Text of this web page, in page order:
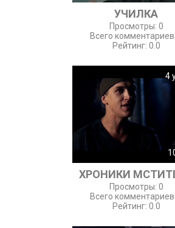
УЧИЛКА
Просмотры: 0
Всего комментариев
Рейтинг: 0.0
4
ХРОНИКИ
Просмотры: 0
Всего комментариев
Рейтинг: 0.0